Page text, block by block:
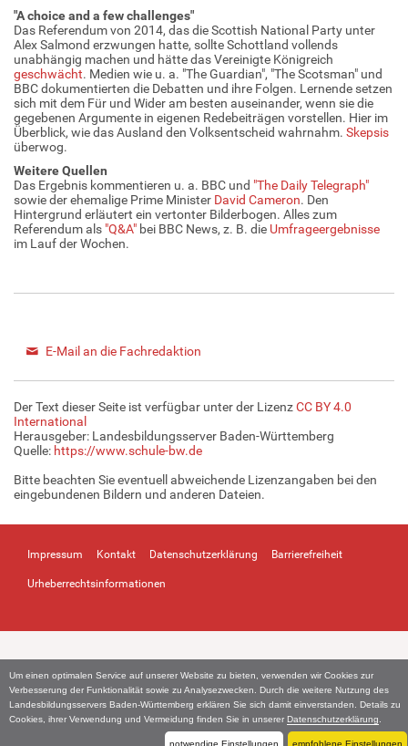
Um einen optimalen Service auf unserer Website zu bieten, verwenden wir Cookies zur
Verbesserung der Funktionalität sowie zu Analysezwecken. Durch die weitere Nutzung des
Landesbildungsservers Baden-Württemberg erklären Sie sich damit einverstanden. Details zu
Cookies, ihrer Verwendung und Vermeidung finden Sie in unserer Datenschutzerklärung
notwendige Einstellungen empfohlene Einstellungen
"A choice and a few challenges"
Das Referendum von 2014, das die Scottish National Party unter
Alex Salmond erzwungen hatte, sollte Schottland vollends
unabhängig machen und hätte das Vereinigte Königreich
geschwächt. Medien wie u. a. "The Guardian", "The Scotsman" und
BBC dokumentierten die Debatten und ihre Folgen. Lernende setzen
sich mit dem Für und Wider am besten auseinander, wenn sie die
gegebenen Argumente in eigenen Redebeiträgen vorstellen. Hier im
Überblick, wie das Ausland den Volksentscheid wahrnahm. Skepsis
überwog.
Weitere Quellen
Das Ergebnis kommentieren u. a. BBC und "The Daily Telegraph"
sowie der ehemalige Prime Minister David Cameron. Den
Hintergrund erläutert ein vertonter Bilderbogen. Alles zum
Referendum als "Q&A" bei BBC News, z. B. die Umfrageergebnisse
im Lauf der Wochen.
E-Mail an die Fachredaktion
Der Text dieser Seite ist verfügbar unter der LizenzCC BY 4.0
International
Herausgeber: Landesbildungsserver Baden-Württemberg
Quelle: https://www.schule-bw.de
Bitte beachten Sie eventuell abweichende Lizenzangaben bei den
eingebundenen Bildern und anderen Dateien.
Impressum Kontakt Datenschutzerklärung Barrierefreiheit
Urheberrechtsinformationen